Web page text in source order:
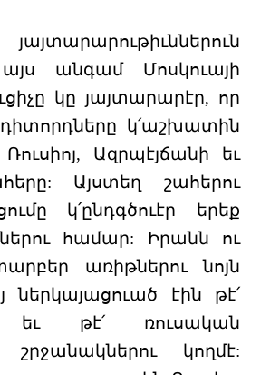
անգամ Մոսկուայի
կը յայտարարէր, որ
կ՛աշխատին
Ազրպէյճանի եւ
Այստեղ շահերու
կ՛ընդգծուէր երեք
համար: Իրանն ու
առիթներու նոյն
ներկայացուած էին թէ՛
եւ թէ՛ ռուսական
կողմէ: